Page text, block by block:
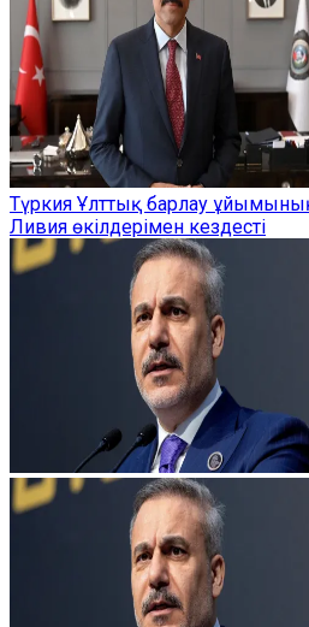
Түркия Ұлттық барлау
Ливия өкілдерімен кездесті